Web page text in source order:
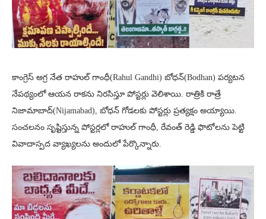
కాంగ్రెస్ అగ్ర నేత రాహుల్ గాంధీ(Rahul Gandhi) బోధన్(Bodhan) పర్యటన
నేపథ్యంలో ఆయన రాకను నిరసిస్తూ పోస్టర్లు వెలిశాయి. రాత్రికి రాత్రే
నిజామాబాద్(Nijamabad), బోధన్ గోడలకు పోస్టర్లు ప్రత్యక్షం అయ్యాయి.
సంచలనం సృష్టిస్తున్న పోస్టర్లలో రాహుల్ గాంధీ, రేవంత్ రెడ్డి ఫొటోలను పెట్టి
వివాదాస్పద వ్యాఖ్యలను అందులో పేర్కొన్నారు.